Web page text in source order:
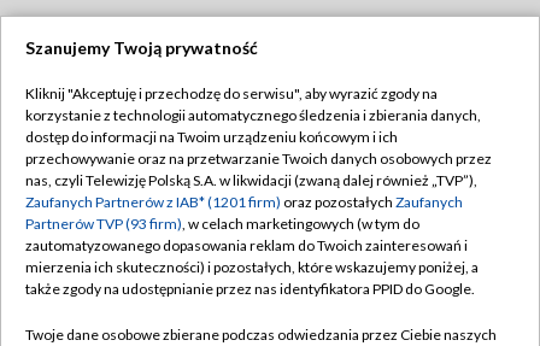
TVP
Abonament TVP
Emisja w TVP
Centrum informacji TVP
Naziemna Telewizja Cyfrowa
Regulamin TVP
Polityka prywatności
Moje zgody
Pomoc
Szanujemy Twoją prywatność
Kliknij "Akceptuję i przechodzę do serwisu", aby wyrazić zgody na
korzystanie z technologii automatycznego śledzenia i zbierania danych,
dostęp do informacji na Twoim urządzeniu końcowym i ich
przechowywanie oraz na przetwarzanie Twoich danych osobowych przez
nas, czyli Telewizję Polską S.A. w likwidacji (zwaną dalej również „TVP”),
Zaufanych Partnerów z IAB* (1201 firm) oraz pozostałych Zaufanych
Partnerów TVP (93 firm), w celach marketingowych (w tym do
zautomatyzowanego dopasowania reklam do Twoich zainteresowań i
mierzenia ich skuteczności) i pozostałych, które wskazujemy poniżej, a
także zgody na udostępnianie przez nas identyfikatora PPID do Google.
Twoje dane osobowe zbierane podczas odwiedzania przez Ciebie naszych